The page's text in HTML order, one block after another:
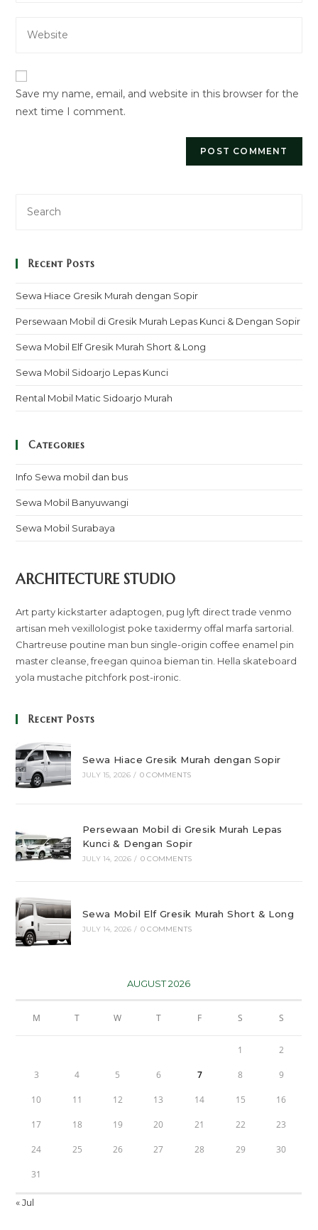
comment
address
your
URL
(optional)
Save my name, email, and website in this browser for the
next time I comment.
Recent Posts
Sewa Hiace Gresik Murah dengan Sopir
Persewaan Mobil di Gresik Murah Lepas Kunci & Dengan Sopir
Sewa Mobil Elf Gresik Murah Short & Long
Sewa Mobil Sidoarjo Lepas Kunci
Rental Mobil Matic Sidoarjo Murah
Categories
Info Sewa mobil dan bus
Sewa Mobil Banyuwangi
Sewa Mobil Surabaya
ARCHITECTURE STUDIO
Art party kickstarter adaptogen, pug lyft direct trade venmo
artisan meh vexillologist poke taxidermy offal marfa sartorial.
Chartreuse poutine man bun single-origin coffee enamel pin
master cleanse, freegan quinoa bieman tin. Hella skateboard
yola mustache pitchfork post-ironic.
Recent Posts
Sewa Hiace Gresik Murah dengan Sopir
JULY 15, 2026 / 0 COMMENTS
Persewaan Mobil di Gresik Murah Lepas
Kunci & Dengan Sopir
JULY 14, 2026 / 0 COMMENTS
Sewa Mobil Elf Gresik Murah Short & Long
JULY 14, 2026 / 0 COMMENTS
AUGUST 2026
M T W T F S S
1 2
3 4 5 6 7 8 9
10 11 12 13 14 15 16
17 18 19 20 21 22 23
24 25 26 27 28 29 30
31
« Jul